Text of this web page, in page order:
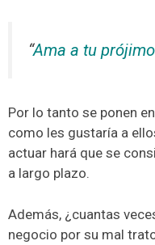
“Ama a tu
Por lo tanto se ponen
como les gustaría a
actuar hará que se
a largo plazo.
Además, ¿cuantas
negocio por su mal